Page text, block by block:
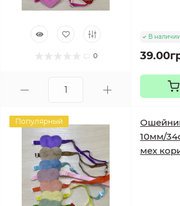
0
В наличии
Популярный
10мм/
мех